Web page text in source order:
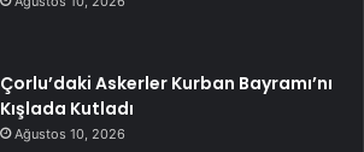
Çorlu’daki Askerler Kurban Bayramı’nı
Kışlada Kutladı
Ağustos 10, 2026